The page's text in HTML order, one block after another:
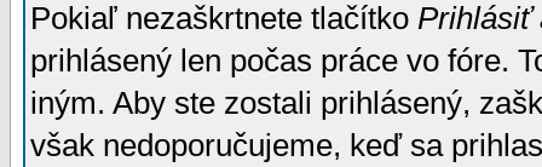
Pokiaľ nezaškrtnete tlačítko Prihlásiť
prihlásený len počas práce vo fóre.
iným. Aby ste zostali prihlásený,
však nedoporučujeme, keď sa